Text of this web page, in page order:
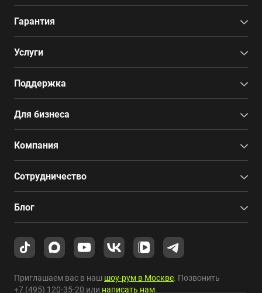
Гарантия
Услуги
Поддержка
Для бизнеса
Компания
Сотрудничество
Блог
Приглашаем вас в наш шоу-рум в Москве. Позвонить
+7 (495) 120-35-20 или написать нам.